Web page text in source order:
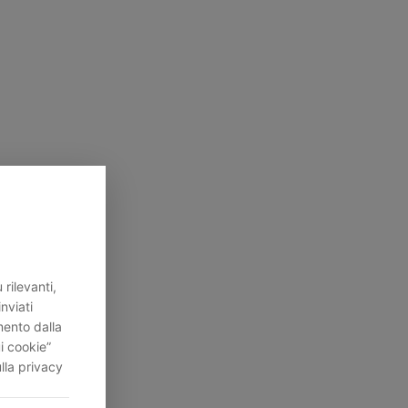
rilevanti,
dalla
cookie”
privacy